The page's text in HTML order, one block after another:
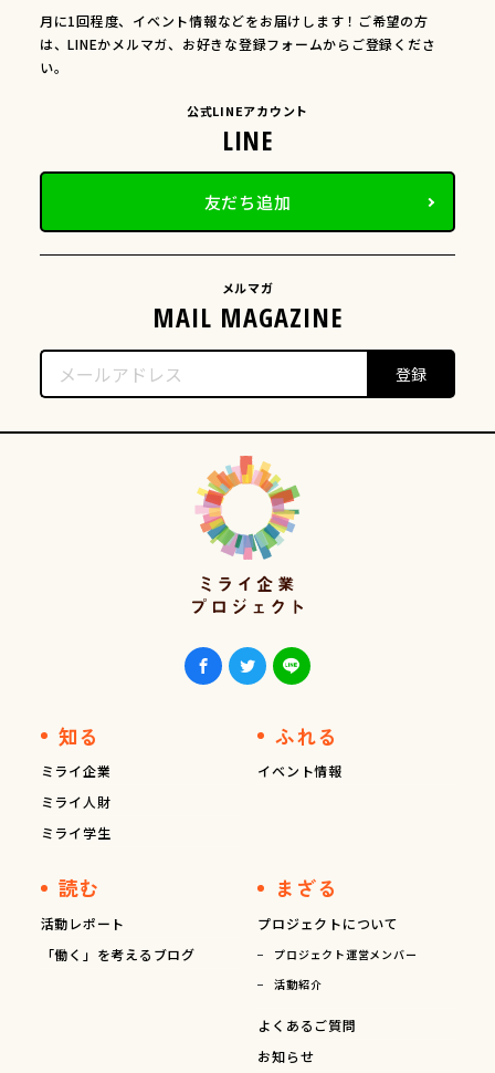
月に1回程度、イベント情報などをお届けします！ご希望の方
は、LINEかメルマガ、お好きな登録フォームからご登録くださ
い。
公式LINEアカウント
友だち追加
メルマガ
知る
ミライ企業
ミライ人財
ミライ学生
ふれる
イベント情報
読む
活動レポート
「働く」を考えるブログ
まざる
プロジェクトについて
プロジェクト運営メンバー
活動紹介
よくあるご質問
お知らせ